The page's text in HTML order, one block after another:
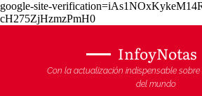
google-site-
cH275ZjHzmzPmH0
InfoyNotas
Con la actualización indispensable
del mundo